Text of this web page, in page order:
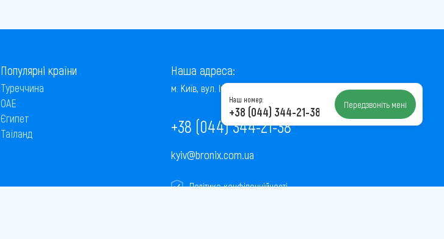
Популярні країни
Туреччина
ОАЕ
Єгипет
Таїланд
Наша адреса:
м. Київ, вул. Інститутська, 22/7, оф. 41
+38 (044) 344-21-38
kyiv@bronix.com.ua
Політика конфіденційності
Наш номер:
+38 (044) 344-21-38 Передзвоніть мені